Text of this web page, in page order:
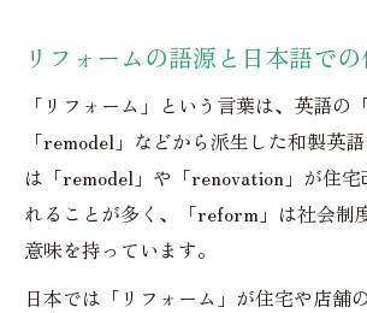
リフォームの使い方とリノベ
リフォームは海外でどう認識
解説
リフォームの語源と日本語で
「リフォーム」という言葉は、英語の
「remodel」などから派生した和製英
は「remodel」や「renovation」が住
れることが多く、「reform」は社会制
意味を持っています。
日本では「リフォーム」が住宅や店舗